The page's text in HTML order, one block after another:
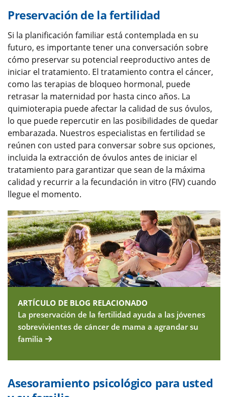
Preservación de la fertilidad
Si la planificación familiar está contemplada en su
futuro, es importante tener una conversación sobre
cómo preservar su potencial reeproductivo antes de
iniciar el tratamiento. El tratamiento contra el cáncer,
como las terapias de bloqueo hormonal, puede
retrasar la maternidad por hasta cinco años. La
quimioterapia puede afectar la calidad de sus óvulos,
lo que puede repercutir en las posibilidades de quedar
embarazada. Nuestros especialistas en fertilidad se
reúnen con usted para conversar sobre sus opciones,
incluida la extracción de óvulos antes de iniciar el
tratamiento para garantizar que sean de la máxima
calidad y recurrir a la fecundación in vitro (FIV) cuando
llegue el momento.
ARTÍCULO DE BLOG RELACIONADO
La preservación de la fertilidad ayuda a las jóvenes
sobrevivientes de cáncer de mama a agrandar su
familia
Asesoramiento psicológico para usted